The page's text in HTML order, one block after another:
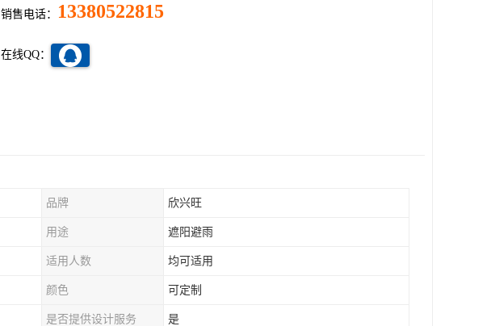
销售电话： 13380522815
在线QQ：
品牌 欣兴旺
用途 遮阳避雨
适用人数 均可适用
颜色 可定制
是否提供设计服务 是